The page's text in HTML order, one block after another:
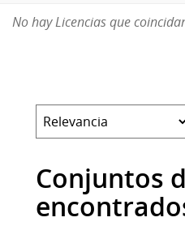
No hay Licencias que
Conjuntos